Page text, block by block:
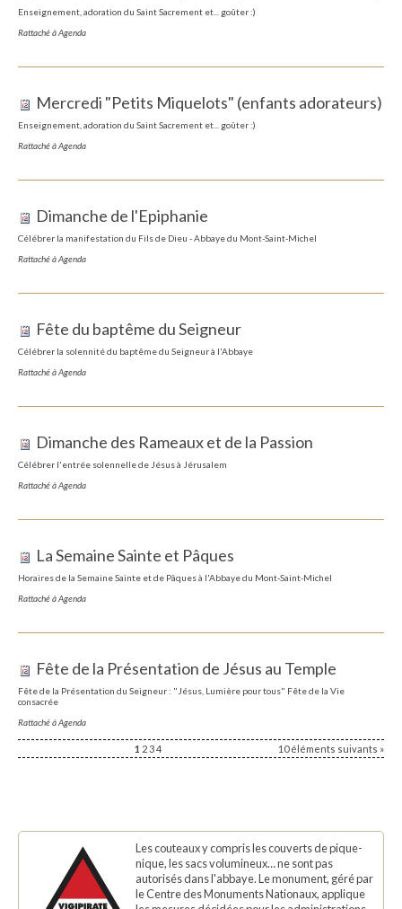
Les couteaux y compris les couverts de pique-
nique, les sacs volumineux… ne sont pas
autorisés dans l'abbaye. Le monument, géré par
le Centre des Monuments Nationaux, applique
Enseignement, adoration du Saint Sacrement et... goûter :)
Rattaché àAgenda
Mercredi "Petits Miquelots" (enfants adorateurs)
Enseignement, adoration du Saint Sacrement et... goûter :)
Rattaché àAgenda
Dimanche de l'Epiphanie
Célébrer la manifestation du Fils de Dieu - Abbaye du Mont-Saint-Michel
Rattaché àAgenda
Fête du baptême du Seigneur
Célébrer la solennité du baptême du Seigneur à l'Abbaye
Rattaché àAgenda
Dimanche des Rameaux et de la Passion
Célébrer l'entrée solennelle de Jésus à Jérusalem
Rattaché àAgenda
La Semaine Sainte et Pâques
Horaires de la Semaine Sainte et de Pâques à l'Abbaye du Mont-Saint-Michel
Rattaché àAgenda
Fête de la Présentation de Jésus au Temple
Fête de la Présentation du Seigneur : "Jésus, Lumière pour tous" Fête de la Vie
consacrée
Rattaché àAgenda
10 éléments suivants »
1 234